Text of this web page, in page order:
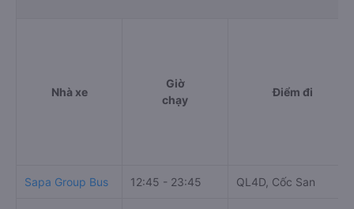
Nhà xe
Giờ
chạy
Điểm đi
Sapa Group Bus 12:45 - 23:45 QL4D, Cốc San